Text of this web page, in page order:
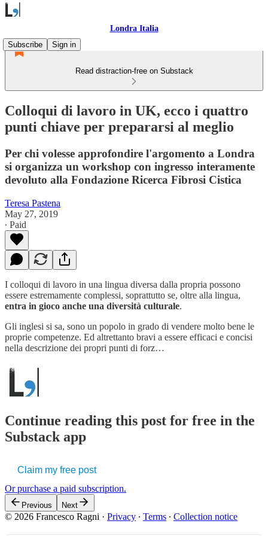
Londra Italia
Subscribe
Sign in
Read distraction-free on Substack
Colloqui di lavoro in UK, ecco i quattro
punti chiave per prepararsi al meglio
Per chi volesse approfondire l'argomento a Londra
si organizza un workshop con ingresso interamente
devoluto alla Fondazione Ricerca Fibrosi Cistica
Teresa Pastena
May 27, 2019
∙ Paid
I colloqui di lavoro in una lingua diversa dalla propria possono
essere estremamente complessi, soprattutto se, oltre alla lingua,
entra in gioco anche una diversità culturale.
Gli inglesi si sa, sono un popolo in grado di vendere molto bene le
proprie competenze. Ed altrettanto bravi a essere efficaci e concisi
nella descrizione dei propri punti di forz…
Continue reading this post for free in the
Substack app
Claim my free post
Or purchase a paid subscription.
Previous Next
© 2026 Francesco Ragni · Privacy ∙ Terms ∙ Collection notice